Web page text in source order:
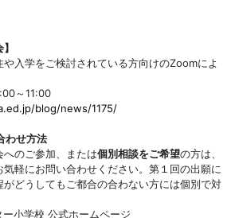
入学をご検討されている方向けのZoomによ
～11:00
blog/news/1175/
わせ方法
のご参加、または個別相談をご希望の方は、
軽にお問い合わせください。第１回の出願に
どうしてもご都合の合わない方には個別で対
小学校 公式ホームページ